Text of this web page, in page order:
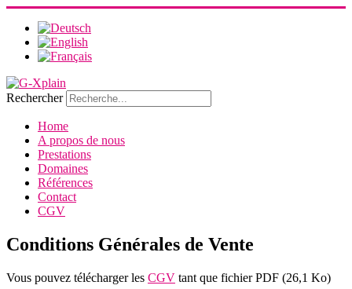
Rechercher
Home
A propos de nous
Prestations
Domaines
Références
Contact
CGV
Conditions Générales de Vente
Vous pouvez télécharger les CGV tant que fichier PDF (26,1 Ko)